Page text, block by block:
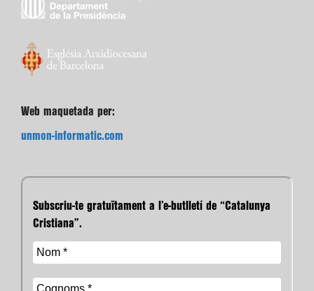
Web maquetada per:
unmon-informatic.com
Subscriu-te gratuïtament a l’e-butlletí de “Catalunya
Cristiana”.